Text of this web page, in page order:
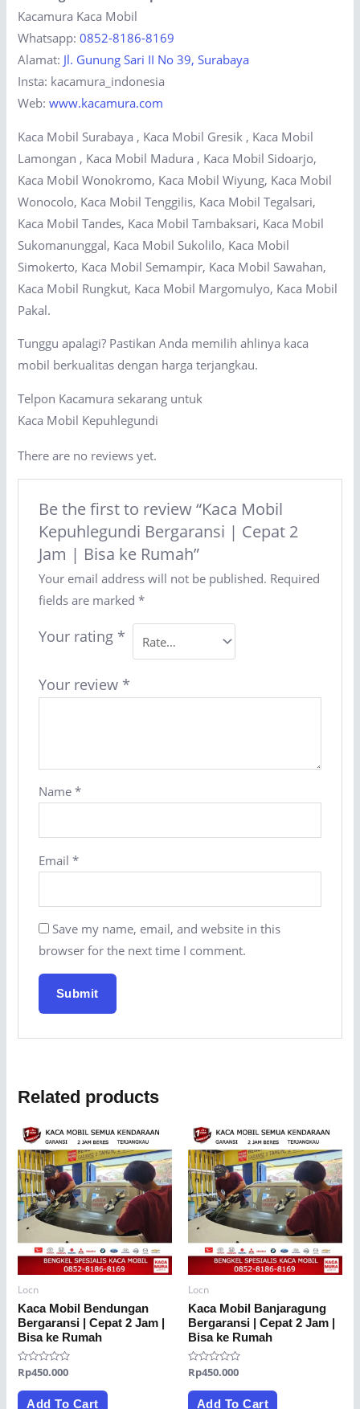
Kacamura Kaca Mobil
Whatsapp:0852-8186-8169
Alamat: Jl. Gunung Sari II No 39, Surabaya
Insta: kacamura_indonesia
Web:www.kacamura.com
Kaca Mobil Surabaya , Kaca Mobil Gresik , Kaca Mobil
Lamongan , Kaca Mobil Madura , Kaca Mobil Sidoarjo,
Kaca Mobil Wonokromo, Kaca Mobil Wiyung, Kaca Mobil
Wonocolo, Kaca Mobil Tenggilis, Kaca Mobil Tegalsari,
Kaca Mobil Tandes, Kaca Mobil Tambaksari, Kaca Mobil
Sukomanunggal, Kaca Mobil Sukolilo, Kaca Mobil
Simokerto, Kaca Mobil Semampir, Kaca Mobil Sawahan,
Kaca Mobil Rungkut, Kaca Mobil Margomulyo, Kaca Mobil
Pakal.
Tunggu apalagi? Pastikan Anda memilih ahlinya kaca
mobil berkualitas dengan harga terjangkau.
Telpon Kacamura sekarang untuk
Kaca Mobil Kepuhlegundi
There are no reviews yet.
Be the first to review “Kaca Mobil
Kepuhlegundi Bergaransi | Cepat 2
Jam | Bisa ke Rumah”
Your email address will not be published. Required
fields are marked *
Your rating *
Your review *
Name *
Email *
Save my name, email, and website in this
browser for the next time I comment.
Related products
Locn
Kaca Mobil Bendungan
Bergaransi | Cepat 2 Jam |
Bisa ke Rumah
Rated
out
Rp450.000
Add To Cart
Locn
Kaca Mobil Banjaragung
Bergaransi | Cepat 2 Jam |
Bisa ke Rumah
Rated
out
Rp450.000
Add To Cart